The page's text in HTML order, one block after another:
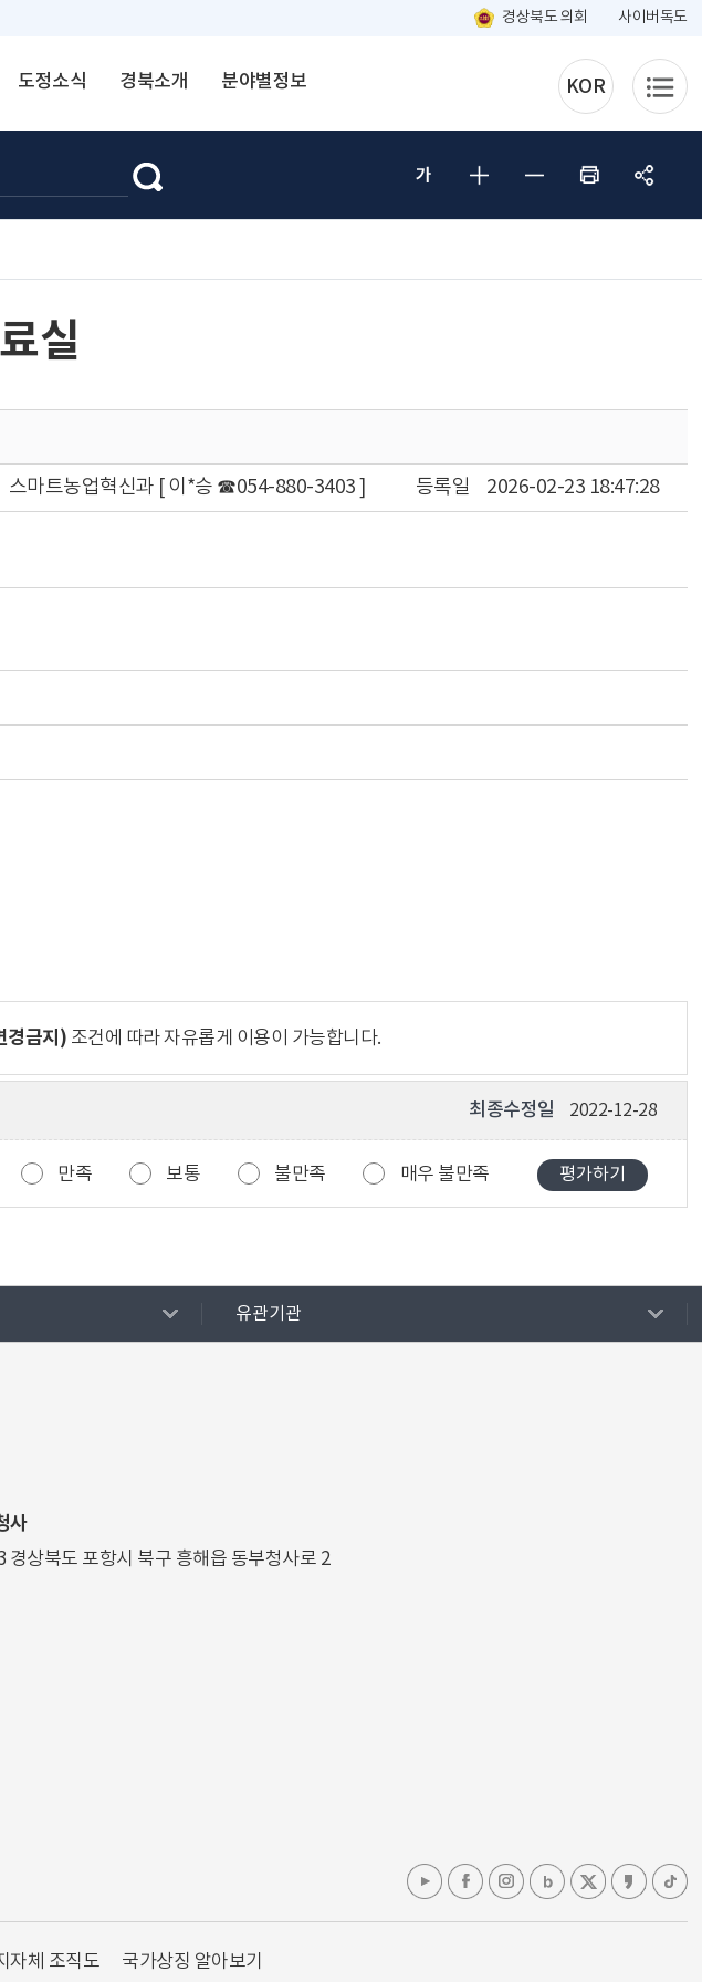
경상북도 의회 사이버독도
도정소식 경북소개 분야별정보 KOR
실
등록일 2026-02-23 18:47:28
스마트농업혁신과 [ 이*승 ☎054-880-3403 ]
경금지) 조건에 따라 자유롭게 이용이 가능합니다.
최종수정일 2022-12-28
만족 보통 불만족 매우 불만족
유관기관
사
경상북도 포항시 북구 흥해읍 동부청사로 2
자체 조직도 국가상징 알아보기